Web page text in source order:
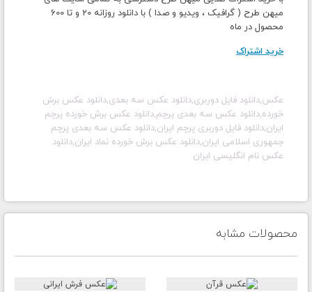
میهن طرح ( گرافیک ، ویدیو و صدا ) با دانلود روزانه 20 و تا 600
محصول در ماه
خرید اشتراک
عکس,دانلود فایل دوربری,دانلود عکس سه بعدی,دانلود عکس برش
خورده,دانلود عکس سه بعدی پرچم,دانلود عکس برش خورده پرچم
ایران,دانلود فایل دوربری پرچم ایران,دانلود عکس سه بعدی پرچم
جمهوری اسلامی ایران,دانلود عکس برش خورده نماد ایران,دانلود
عکس نام انگلیسی ایران
محصولات مشابه